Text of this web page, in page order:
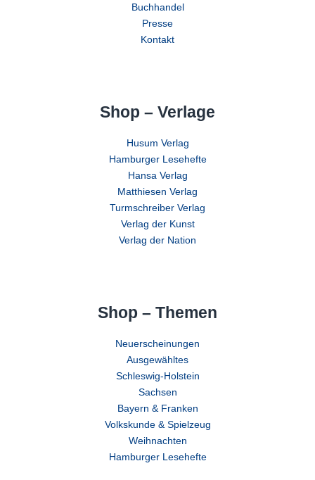
Buchhandel
Presse
Kontakt
Shop – Verlage
Husum Verlag
Hamburger Lesehefte
Hansa Verlag
Matthiesen Verlag
Turmschreiber Verlag
Verlag der Kunst
Verlag der Nation
Shop – Themen
Neuerscheinungen
Ausgewähltes
Schleswig-Holstein
Sachsen
Bayern & Franken
Volkskunde & Spielzeug
Weihnachten
Hamburger Lesehefte